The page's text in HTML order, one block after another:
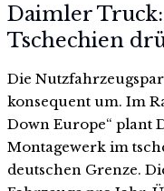
Daimler
Tschechien
Die
konsequent um. Im
Down Europe“ plant
Montagewerk im
deutschen Grenze.